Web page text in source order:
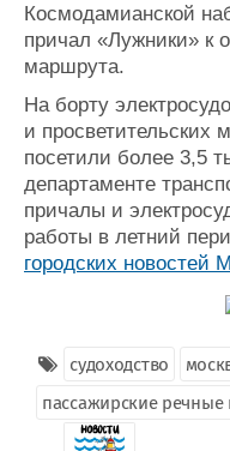
Космодамианской
причал «Лужники» к
маршрута.
На борту
и просветительских
посетили более 3,5
департаменте
причалы и
работы в летний
городских новостей
судоходство
пассажирские речные